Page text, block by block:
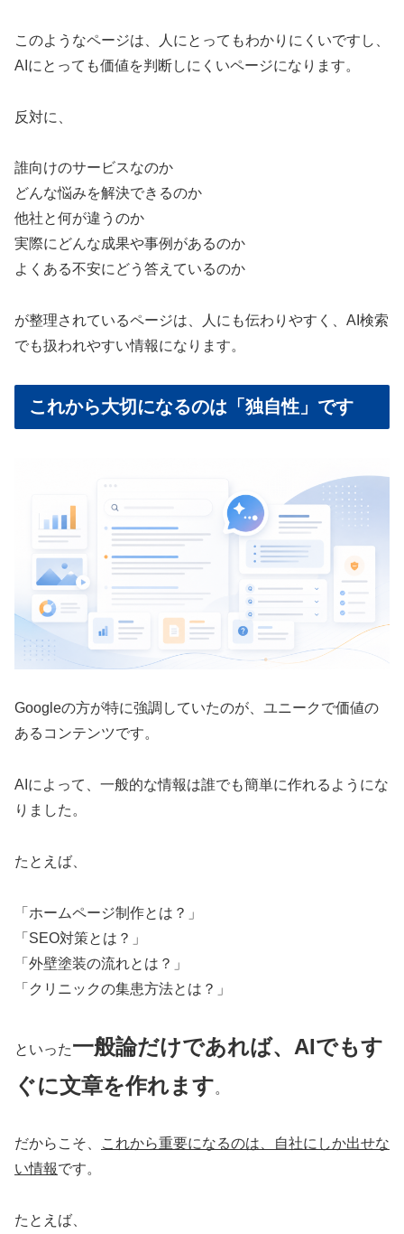
このようなページは、人にとってもわかりにくいですし、
AIにとっても価値を判断しにくいページになります。
反対に、
誰向けのサービスなのか
どんな悩みを解決できるのか
他社と何が違うのか
実際にどんな成果や事例があるのか
よくある不安にどう答えているのか
が整理されているページは、人にも伝わりやすく、AI検索
でも扱われやすい情報になります。
これから大切になるのは「独自性」です
Googleの方が特に強調していたのが、ユニークで価値の
あるコンテンツです。
AIによって、一般的な情報は誰でも簡単に作れるようにな
りました。
たとえば、
「ホームページ制作とは？」
「SEO対策とは？」
「外壁塗装の流れとは？」
「クリニックの集患方法とは？」
といった一般論だけであれば、AIでもす
ぐに文章を作れます。
だからこそ、
これから重要になるのは、自社にしか出せな
い情報です。
たとえば、